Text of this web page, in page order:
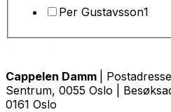
Per Gustavsson1
Cappelen Damm
|
Sentrum, 0055 Oslo |
0161 Oslo